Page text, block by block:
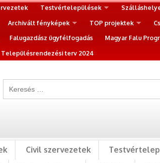
Testvértelepülések
Archivált fényképek TOP projektek
Falugazdász ügyfélfogadás Magyar Falu
Településrendezési terv 2024
Civil szervezetek